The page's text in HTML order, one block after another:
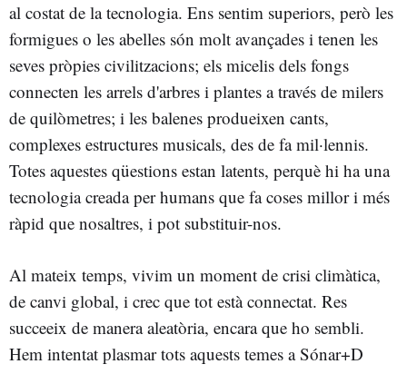
al costat de la tecnologia. Ens sentim superiors, però les
formigues o les abelles són molt avançades i tenen les
seves pròpies civilitzacions; els micelis dels fongs
connecten les arrels d'arbres i plantes a través de milers
de quilòmetres; i les balenes produeixen cants,
complexes estructures musicals, des de fa mil·lennis.
Totes aquestes qüestions estan latents, perquè hi ha una
tecnologia creada per humans que fa coses millor i més
ràpid que nosaltres, i pot substituir-nos.
Al mateix temps, vivim un moment de crisi climàtica,
de canvi global, i crec que tot està connectat. Res
succeeix de manera aleatòria, encara que ho sembli.
Hem intentat plasmar tots aquests temes a Sónar+D